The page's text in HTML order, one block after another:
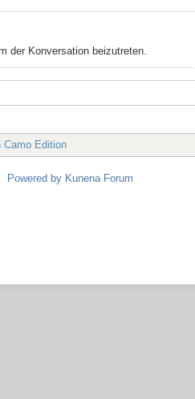
der Konversation beizutreten.
Camo Edition
Powered by Kunena Forum